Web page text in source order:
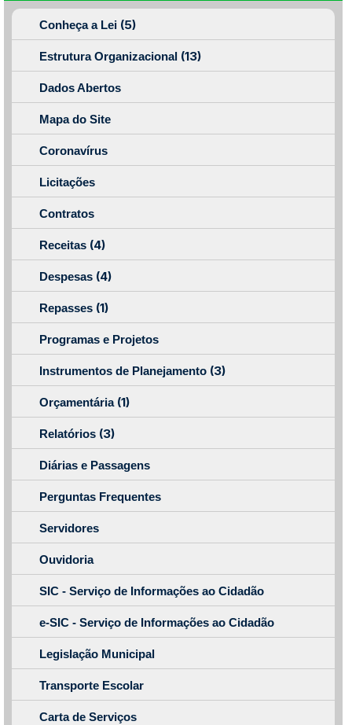
Conheça a Lei (5)
Estrutura Organizacional (13)
Dados Abertos
Mapa do Site
Coronavírus
Licitações
Contratos
Receitas (4)
Despesas (4)
Repasses (1)
Programas e Projetos
Instrumentos de Planejamento (3)
Orçamentária (1)
Relatórios (3)
Diárias e Passagens
Perguntas Frequentes
Servidores
Ouvidoria
SIC - Serviço de Informações ao Cidadão
e-SIC - Serviço de Informações ao Cidadão
Legislação Municipal
Transporte Escolar
Carta de Serviços